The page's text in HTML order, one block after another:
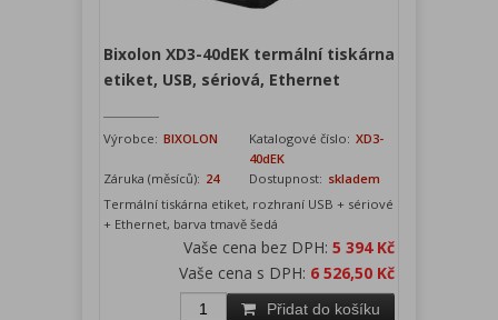
Bixolon XD3-40dEK termální tiskárna
etiket, USB, sériová, Ethernet
Výrobce: BIXOLON Katalogové číslo: XD3-
40dEK
Záruka (měsíců): 24 Dostupnost: skladem
Termální tiskárna etiket, rozhraní USB + sériové
+ Ethernet, barva tmavě šedá
Vaše cena bez DPH: 5 394 Kč
Vaše cena s DPH: 6 526,50 Kč
Přidat do košíku